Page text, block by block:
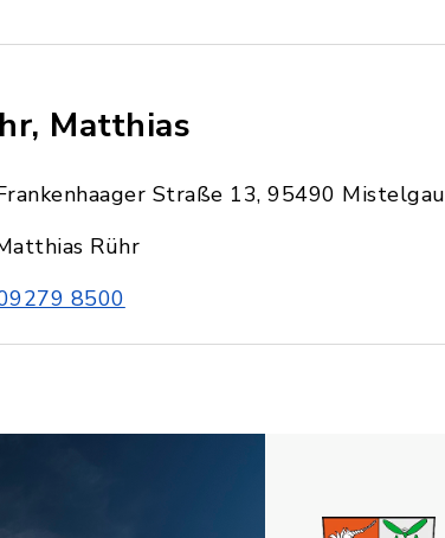
Matthias
Straße 13, 95490 Mistelgau
Rühr
8500